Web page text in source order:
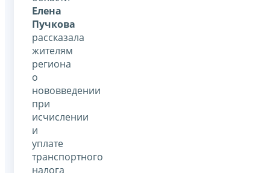
Елена
Пучкова
рассказала
жителям
региона
о
нововведении
при
исчислении
и
уплате
транспортного
налога